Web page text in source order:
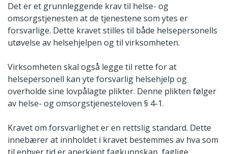
Det er et grunnleggende krav til helse- og
omsorgstjenesten at de tjenestene som ytes er
forsvarlige. Dette kravet stilles til både helsepersonells
utøvelse av helsehjelpen og til virksomheten.
Virksomheten skal også legge til rette for at
helsepersonell kan yte forsvarlig helsehjelp og
overholde sine lovpålagte plikter. Denne plikten følger
av helse- og omsorgstjenesteloven § 4-1.
Kravet om forsvarlighet er en rettslig standard. Dette
innebærer at innholdet i kravet bestemmes av hva som